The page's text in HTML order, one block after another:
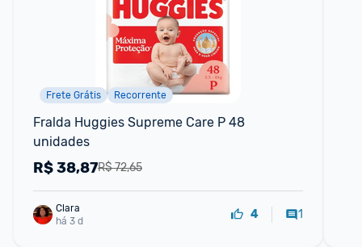
Frete Grátis Recorrente
Fralda Huggies Supreme Care P 48
unidades
R$ 72,65
R$38,87
Clara
há 3 d
4 1